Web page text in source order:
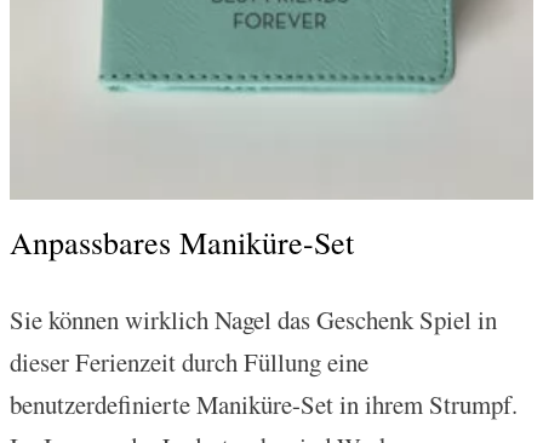
Anpassbares Maniküre-Set
Sie können wirklich Nagel das Geschenk Spiel in
dieser Ferienzeit durch Füllung eine
benutzerdefinierte Maniküre-Set in ihrem Strumpf.